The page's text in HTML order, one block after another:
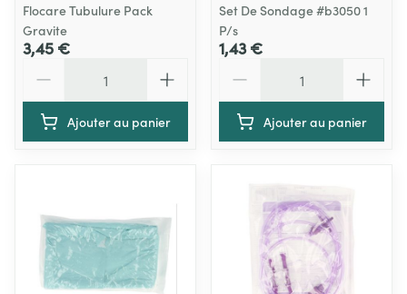
Flocare Tubulure Pack
Gravite
3,45 €
Ajouter au panier
Set De Sondage #b3050 1
P/s
1,43 €
Ajouter au panier